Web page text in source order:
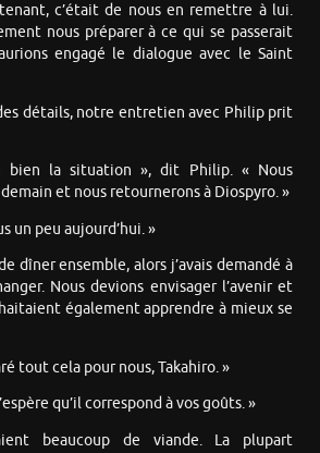
c’était de nous en remettre à lui.
nous préparer à ce qui se passerait
engagé le dialogue avec le Saint
détails, notre entretien avec Philip prit
bien la situation », dit Philip. « Nous
et nous retournerons à Diospyro. »
un peu aujourd’hui. »
dîner ensemble, alors j’avais demandé à
Nous devions envisager l’avenir et
également apprendre à mieux se
tout cela pour nous, Takahiro. »
qu’il correspond à vos goûts. »
beaucoup de viande. La plupart